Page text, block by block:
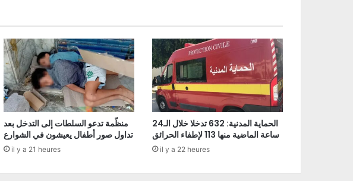
منظّمة تدعو السلطات إلى التدخل بعد
تداول صور أطفال يعيشون في الشوارع
il y a 21 heures
الحماية المدنية: 632 تدخلا خلال الـ24
ساعة الماضية منها 113 لإطفاء الحرائق
il y a 22 heures